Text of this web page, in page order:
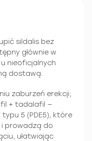
sildalis bez
głównie w
nieoficjalnych
dostawą.
zaburzeń erekcji;
+ tadalafil —
5 (PDE5), które
i prowadzą do
ułatwiając